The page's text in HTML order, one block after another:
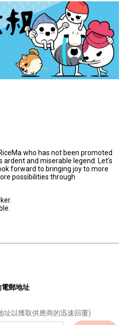
who has not been promoted
ardent and miserable legend. Let's
forward to bringing joy to more
possibilities through
郵地址
址以獲取供應商的迅速回覆)